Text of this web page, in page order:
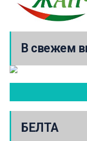
В свежем
БЕЛТА